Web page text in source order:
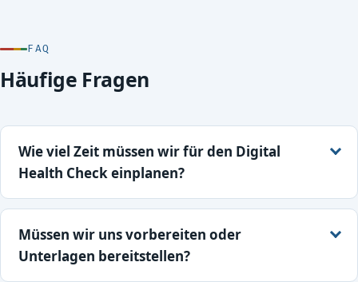
FAQ
Häufige Fragen
Wie viel Zeit müssen wir für den Digital
Health Check einplanen?
Müssen wir uns vorbereiten oder
Unterlagen bereitstellen?